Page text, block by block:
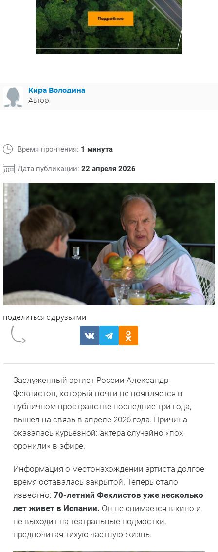
МЕЛОДРАМЫ
ИСПАНИЯ
ГЕРМАНИЯ
СВЕТСКИЕ НОВОСТИ
СПОЙЛЕРЫ ИЗ СЕРИАЛОВ
Кира Володина
Автор
Время прочтения: 1 минута
Дата публикации: 22 апреля 2026
Заслуженный артист России Александр
Феклистов, который почти не появляется в
публичном пространстве последние три года,
вышел на связь в апреле 2026 года. Причина
оказалась курьезной: актера случайно «пох-
оронили» в эфире.
Информация о местонахождении артиста долгое
время оставалась закрытой. Теперь стало
известно: 70-летний Феклистов уже несколько
лет живет в Испании. Он не снимается в кино и
не выходит на театральные подмостки,
предпочитая тихую частную жизнь.